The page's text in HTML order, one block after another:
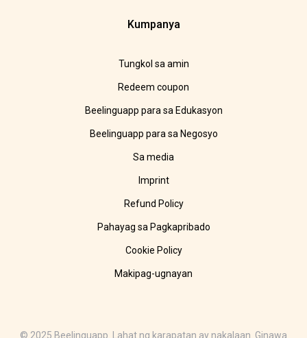
Kumpanya
Tungkol sa amin
Redeem coupon
Beelinguapp para sa Edukasyon
Beelinguapp para sa Negosyo
Sa media
Imprint
Refund Policy
Pahayag sa Pagkapribado
Cookie Policy
Makipag-ugnayan
© 2025 Beelinguapp. Lahat ng karapatan ay nakalaan. Ginawa